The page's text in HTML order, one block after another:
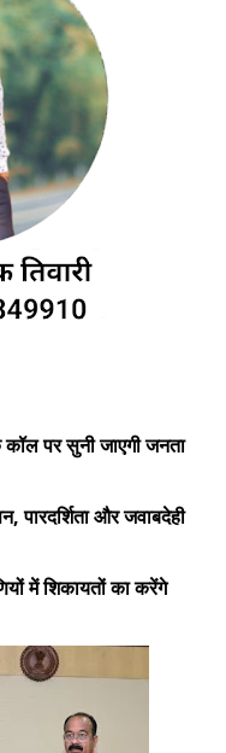
पर सुनी जाएगी जनता
पारदर्शिता और जवाबदेही
में शिकायतों का करेंगे